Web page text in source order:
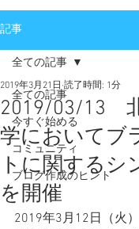
記事
全ての記事
今すぐ始める
コミュニティ
ブログ作成のヒント
全ての記事
2019/03/13
学においてブ
トに関するシ
を開催
2019年3月21日 読了時間: 1分
2019年3月12日（火